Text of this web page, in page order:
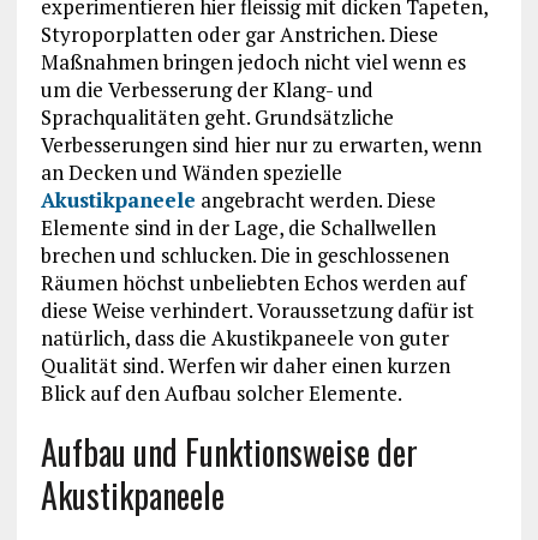
experimentieren hier fleissig mit dicken Tapeten,
Styroporplatten oder gar Anstrichen. Diese
Maßnahmen bringen jedoch nicht viel wenn es
um die Verbesserung der Klang- und
Sprachqualitäten geht. Grundsätzliche
Verbesserungen sind hier nur zu erwarten, wenn
an Decken und Wänden spezielle
Akustikpaneele angebracht werden. Diese
Elemente sind in der Lage, die Schallwellen
brechen und schlucken. Die in geschlossenen
Räumen höchst unbeliebten Echos werden auf
diese Weise verhindert. Voraussetzung dafür ist
natürlich, dass die Akustikpaneele von guter
Qualität sind. Werfen wir daher einen kurzen
Blick auf den Aufbau solcher Elemente.
Aufbau und Funktionsweise der
Akustikpaneele